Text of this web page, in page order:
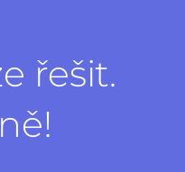
řešit.